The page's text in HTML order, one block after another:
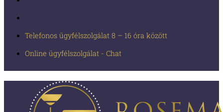
Telefonos ügyfélszolgálat 8 – 16 óra között
Online ügyfélszolgálat - Chat